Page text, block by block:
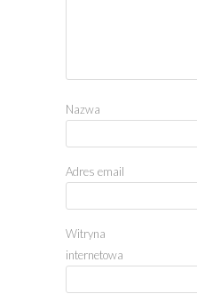
Nazwa
Adres email
Witryna
internetowa